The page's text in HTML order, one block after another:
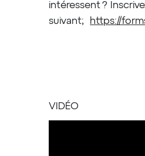
intéressent ?
suivant;
https://
VIDÉO